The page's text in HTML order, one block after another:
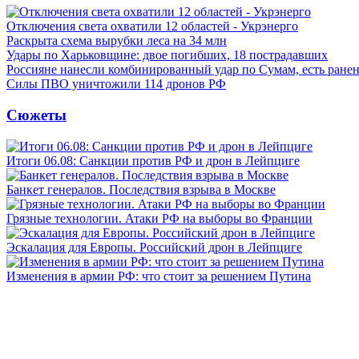
Отключения света охватили 12 областей - Укрэнерго
Раскрыта схема вырубки леса на 34 млн
Удары по Харьковщине: двое погибших, 18 пострадавших
Россияне нанесли комбинированный удар по Сумам, есть
Силы ПВО уничтожили 114 дронов РФ
Сюжеты
Итоги 06.08: Санкции против РФ и дрон в Лейпциге
Банкет генералов. Последствия взрыва в Москве
Грязные технологии. Атаки РФ на выборы во Франции
Эскалация для Европы. Российский дрон в Лейпциге
Изменения в армии РФ: что стоит за решением Путина